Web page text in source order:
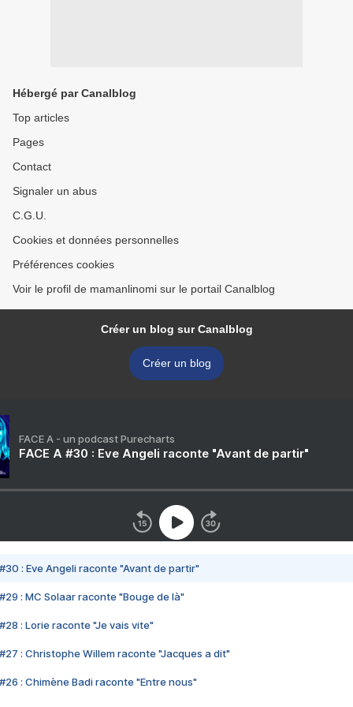
Hébergé par Canalblog
Top articles
Pages
Contact
Signaler un abus
C.G.U.
Cookies et données personnelles
Préférences cookies
Voir le profil de mamanlinomi sur le portail Canalblog
Créer un blog sur Canalblog
Créer un blog
FACE A - un podcast Purecharts
FACE A #30 : Eve Angeli raconte "Avant de partir"
#30 : Eve Angeli raconte "Avant de partir"
#29 : MC Solaar raconte "Bouge de là"
#28 : Lorie raconte "Je vais vite"
#27 : Christophe Willem raconte "Jacques a dit"
#26 : Chimène Badi raconte "Entre nous"